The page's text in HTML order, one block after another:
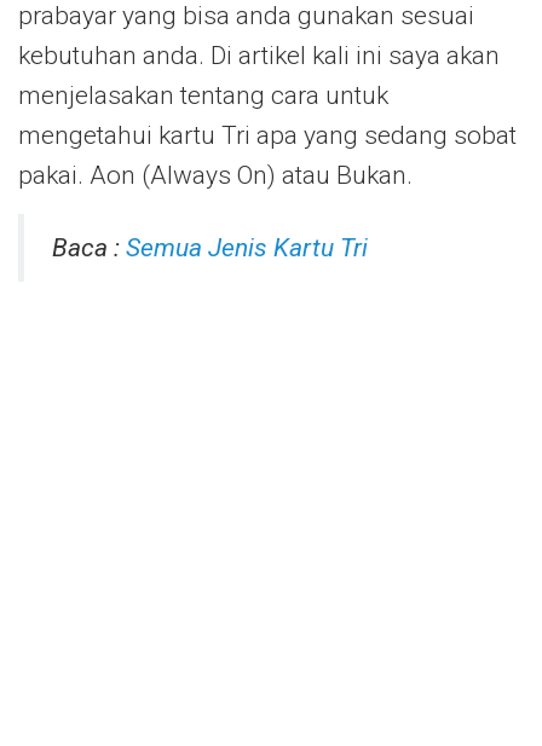
prabayar yang bisa anda gunakan sesuai
kebutuhan anda. Di artikel kali ini saya akan
menjelasakan tentang cara untuk
mengetahui kartu Tri apa yang sedang sobat
pakai. Aon (Always On) atau Bukan.
Baca : Semua Jenis Kartu Tri